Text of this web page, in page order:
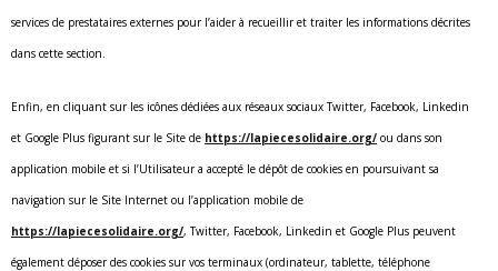
services de prestataires externes pour l’aider à recueillir et traiter les informations décrites
dans cette section.
Enfin, en cliquant sur les icônes dédiées aux réseaux sociaux Twitter, Facebook, Linkedin
et Google Plus figurant sur le Site de https://lapiecesolidaire.org/ ou dans son
application mobile et si l’Utilisateur a accepté le dépôt de cookies en poursuivant sa
navigation sur le Site Internet ou l’application mobile de
https://lapiecesolidaire.org/, Twitter, Facebook, Linkedin et Google Plus peuvent
également déposer des cookies sur vos terminaux (ordinateur, tablette, téléphone